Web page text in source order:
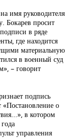
имя руководителя
Бокарев просит
в ряде
где находится
материальную
в военный суд
– говорит
подпись
о
в котором
управления